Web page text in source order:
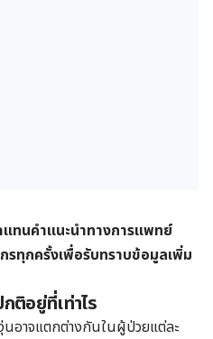
ทนคำแนะนำทางการแพทย์
ทุกครั้งเพื่อรับทราบข้อมูลเพิ่ม
ติอยู่ที่เท่าไร
อาจแตกต่างกันในผู้ป่วยแต่ละ